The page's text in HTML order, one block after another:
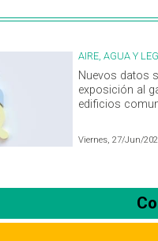
AIRE, AGUA Y
Nuevos datos
exposición al
edificios
Viernes, 27/Jun/